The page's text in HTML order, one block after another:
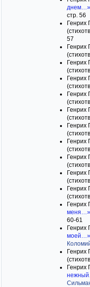
днем…»
стр. 56
Генрих
57
Генрих
Генрих
Генрих
Генрих
Генрих
Генрих
Генрих
Генрих
Генрих
Генрих
Генрих
меня…»
60-61
Генрих
моей…»
Генрих
Генрих